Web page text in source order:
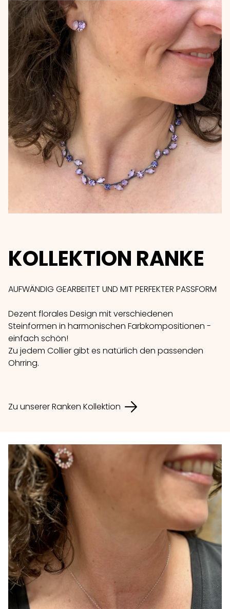
KOLLEKTION RANKE
AUFWÄNDIG GEARBEITET UND MIT PERFEKTER PASSFORM
Dezent florales Design mit verschiedenen
Steinformen in harmonischen Farbkompositionen -
einfach schön!
Zu jedem Collier gibt es natürlich den passenden
Ohrring.
Zu unserer Ranken Kollektion